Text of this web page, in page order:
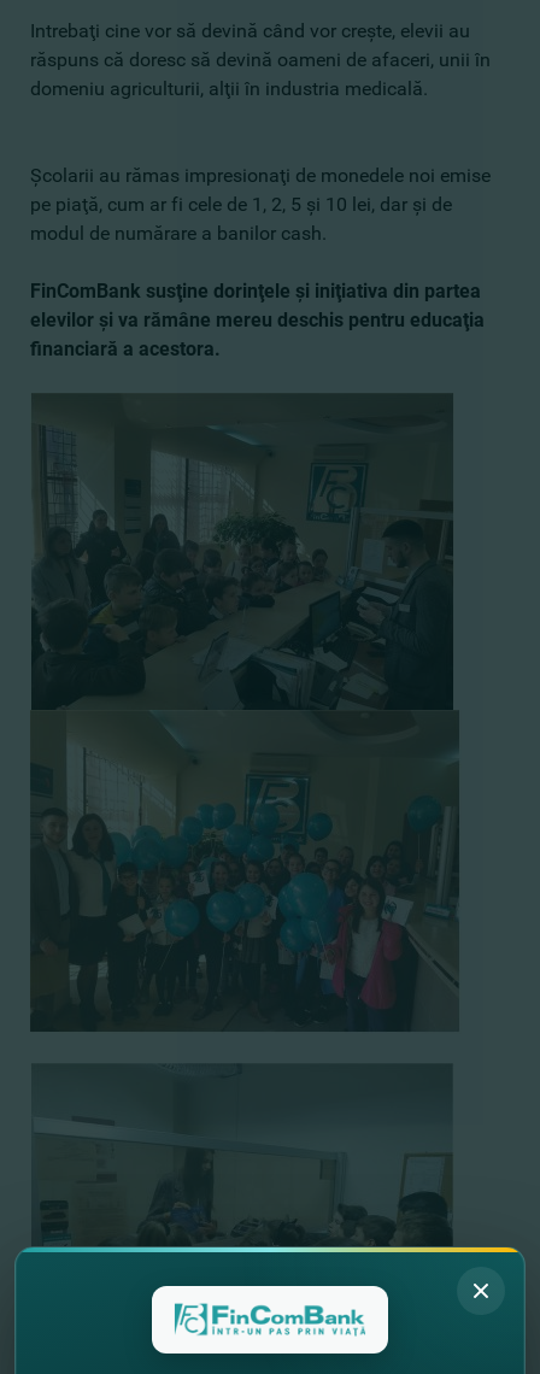
Intrebaţi cine vor să devină când vor creşte, elevii au
răspuns că doresc să devină oameni de afaceri, unii în
domeniu agriculturii, alţii în industria medicală.
Şcolarii au rămas impresionaţi de monedele noi emise
pe piaţă, cum ar fi cele de 1, 2, 5 şi 10 lei, dar şi de
modul de numărare a banilor cash.
FinComBank susţine dorinţele şi iniţiativa din partea
elevilor şi va rămâne mereu deschis pentru educaţia
financiară a acestora.